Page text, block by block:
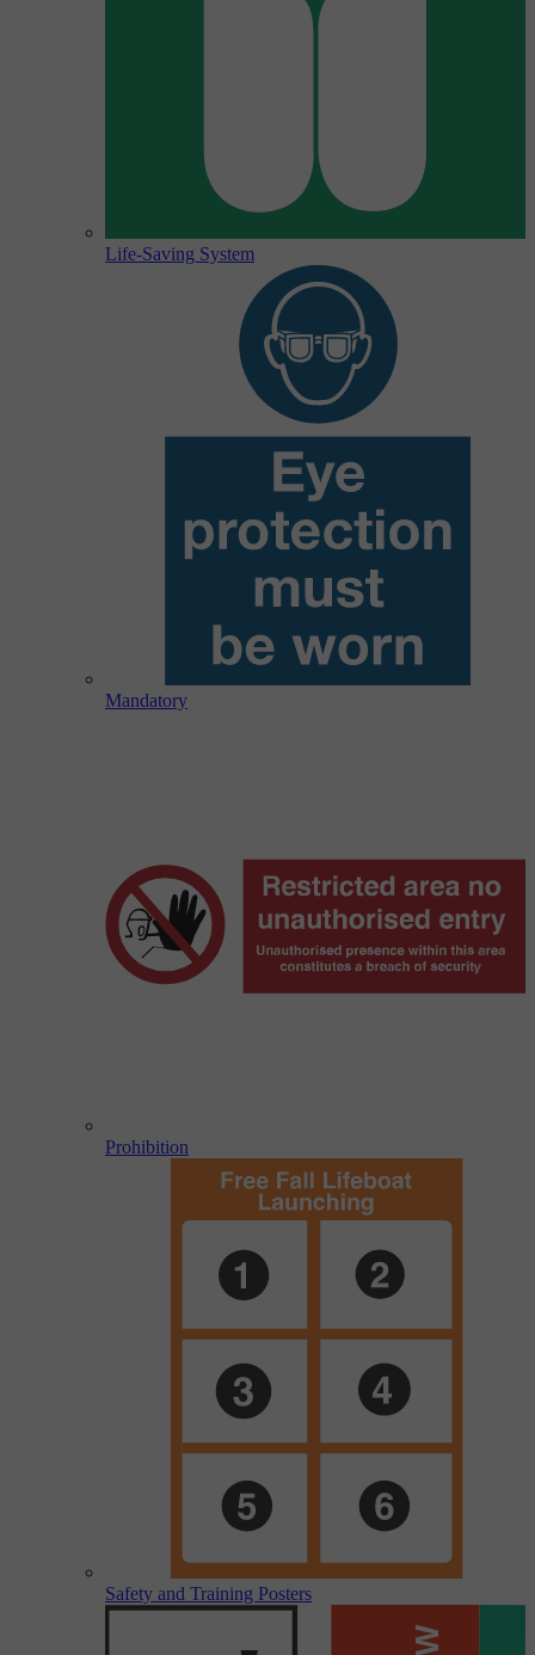
Life-Saving System
Mandatory
Prohibition
Safety and Training Posters